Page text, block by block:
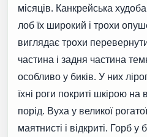
місяців. Канкрейська
лоб їх широкий і трохи
виглядає трохи
частина і задня частина
особливо у биків. У них
їхні роги покриті шкірою
порід. Вуха у великої
маятнисті і відкриті. Горб